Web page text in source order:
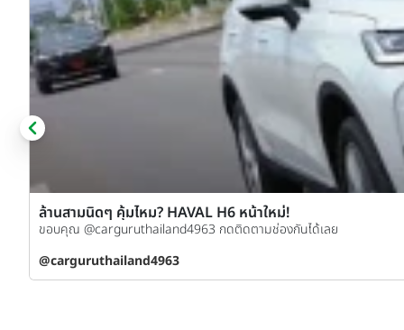
ล้านสามนิดๆ คุ้มไหม? HAVAL H6 หน้าใหม่!
ขอบคุณ @carguruthailand4963 กดติดตามช่องกันได้เลย
@carguruthailand4963